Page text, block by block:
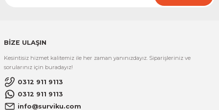
BİZE ULAŞIN
Kesintisiz hizmet kalitemiz ile her zaman yanınızdayız. Siparişleriniz ve
sorularınız için buradayız!
0312 911 9113
0312 911 9113
info@surviku.com